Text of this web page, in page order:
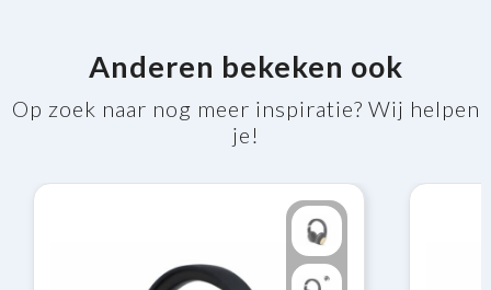
Anderen bekeken ook
Op zoek naar nog meer inspiratie? Wij helpen
je!